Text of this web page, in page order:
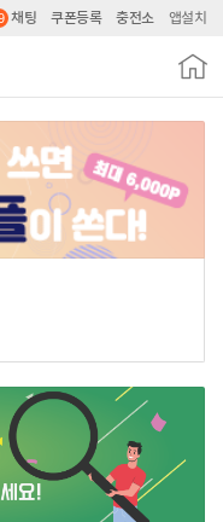
채팅 쿠폰등록 충전소 앱설치
TPLE